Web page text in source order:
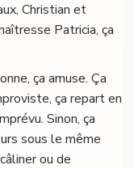
Christian et
Patricia, ça
ça amuse. Ça
ça repart en
Sinon, ça
sous le même
ou de